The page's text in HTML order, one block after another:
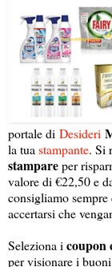
portale di Desideri
la tua stampante. Si
stampareper
valore di €22,50 e
consigliamo
accertarsi che
Seleziona i coupon
per visionare i